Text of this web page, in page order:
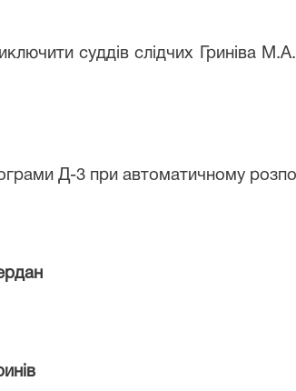
суддів слідчих Гриніва
Д-3 при автоматичному